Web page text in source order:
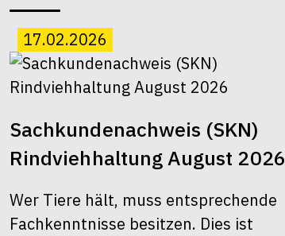
17.02.2026
Sachkundenachweis (SKN)
Rindviehhaltung August 2026
Wer Tiere hält, muss entsprechende
Fachkenntnisse besitzen. Dies ist